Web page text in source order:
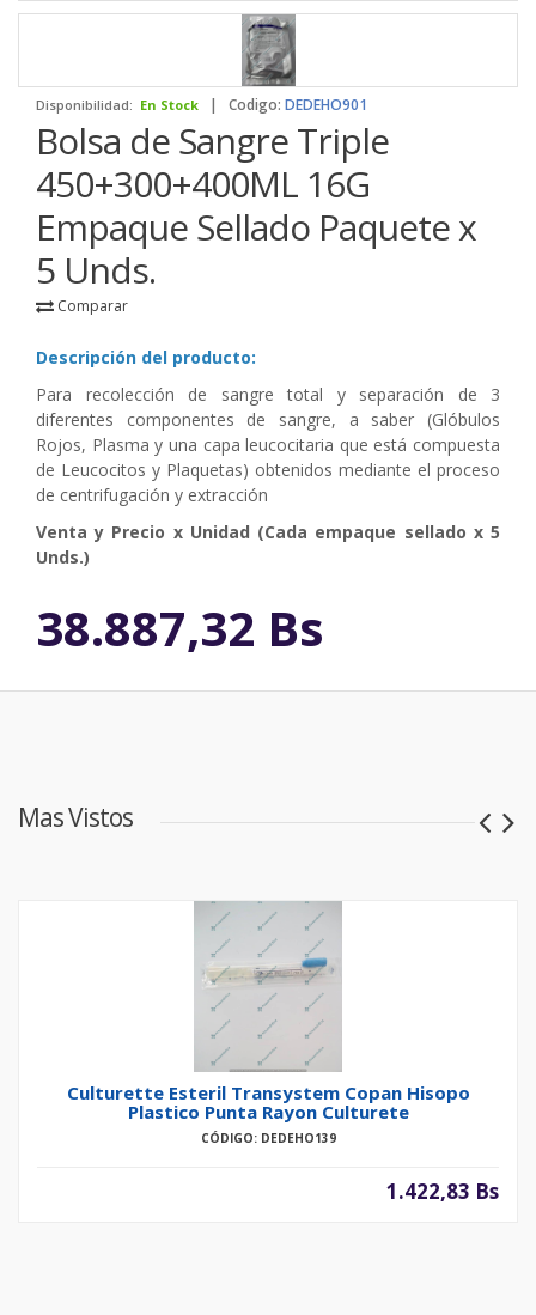
Disponibilidad: En Stock | Codigo: DEDEHO901
Bolsa de Sangre Triple
450+300+400ML 16G
Empaque Sellado Paquete x
5 Unds.
Comparar
Descripción del producto:
Para recolección de sangre total y separación de 3
diferentes componentes de sangre, a saber (Glóbulos
Rojos, Plasma y una capa leucocitaria que está compuesta
de Leucocitos y Plaquetas) obtenidos mediante el proceso
de centrifugación y extracción
Venta y Precio x Unidad (Cada empaque sellado x 5
Unds.)
38.887,32 Bs
Mas Vistos
Culturette Esteril Transystem Copan Hisopo
Plastico Punta Rayon Culturete
CÓDIGO: DEDEHO139
1.422,83 Bs